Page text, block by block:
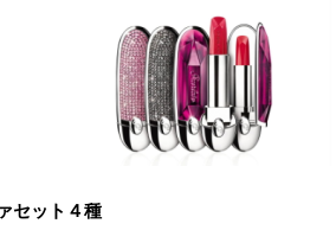
セット４種